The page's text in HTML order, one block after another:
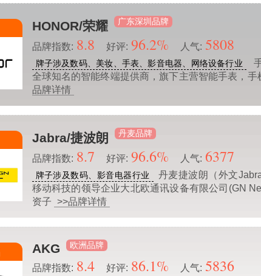
HONOR/荣耀 广东深圳品牌
品牌指数: 8.8 好评: 96.2% 人气: 5808
牌子涉及数码、美妆、手表、影音电器、网络设备行业
全球知名的智能终端提供商，旗下主营智能手表，手
品牌详情
Jabra/捷波朗 丹麦品牌
品牌指数: 8.7 好评: 96.6% 人气: 6377
牌子涉及数码、影音电器行业
丹麦捷波朗（外文
移动科技的领导企业大北欧通讯设备有限公司(GN
资子 >>品牌详情
AKG 欧洲品牌
品牌指数: 8.4 好评: 86.1% 人气: 5836